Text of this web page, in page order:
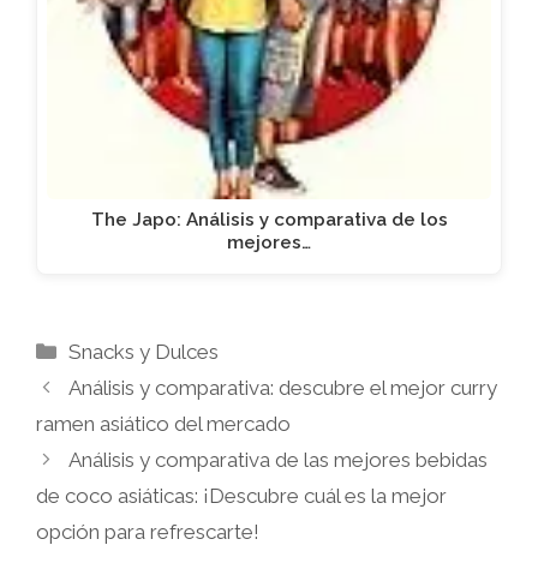
The Japo: Análisis y comparativa de los
mejores…
Categorías
Snacks y Dulces
Análisis y comparativa: descubre el mejor curry
ramen asiático del mercado
Análisis y comparativa de las mejores bebidas
de coco asiáticas: ¡Descubre cuál es la mejor
opción para refrescarte!